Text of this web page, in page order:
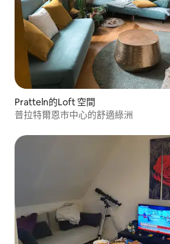
Pratteln的Loft 空間
普拉特爾恩市中心的舒適綠洲